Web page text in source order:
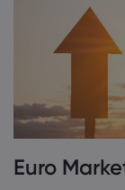
4. Japan:
5. Oil &
Euro